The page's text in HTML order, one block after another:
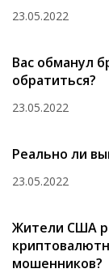
23.05.2022
Вас обманул
обратиться?
23.05.2022
Реально ли
23.05.2022
Жители США
мошенников?